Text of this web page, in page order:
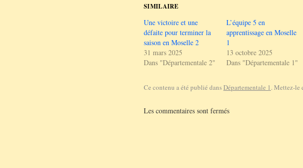
SIMILAIRE
Une victoire et une
défaite pour terminer la
saison en Moselle 2
31 mars 2025
Dans "Départementale 2"
L’équipe 5 en
apprentissage en Moselle
1
13 octobre 2025
Dans "Départementale 1"
Ce contenu a été publié dansDépartementale 1. Mettez-le
Les commentaires sont fermés